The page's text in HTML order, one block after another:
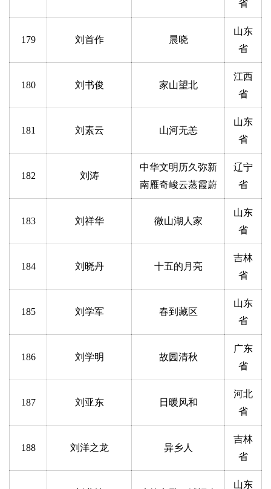
省
179 刘首作 晨晓
山东
省
180 刘书俊 家山望北
江西
省
181 刘素云 山河无恙
山东
省
182 刘涛
中华文明历久弥新
南雁奇峻云蒸霞蔚
辽宁
省
183 刘祥华 微山湖人家
山东
省
184 刘晓丹 十五的月亮
吉林
省
185 刘学军 春到藏区
山东
省
186 刘学明 故园清秋
广东
省
187 刘亚东 日暖风和
河北
省
188 刘洋之龙 异乡人
吉林
省
山东